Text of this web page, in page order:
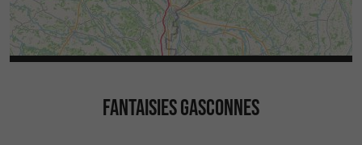
FANTAISIES GASCONNES